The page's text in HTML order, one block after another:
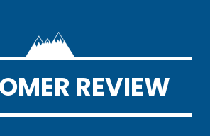
REVIEW